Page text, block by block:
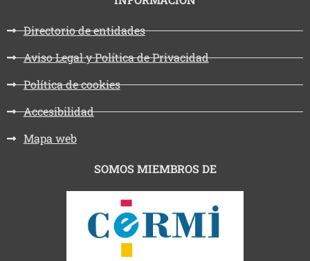
Directorio de entidades
Aviso Legal y Política de Privacidad
Política de cookies
Accesibilidad
Mapa web
SOMOS MIEMBROS DE